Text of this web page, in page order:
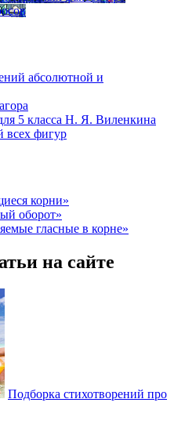
абсолютной и
5 класса Н. Я. Виленкина
фигур
корни»
оборот»
гласные в корне»
на сайте
Подборка стихотворений про